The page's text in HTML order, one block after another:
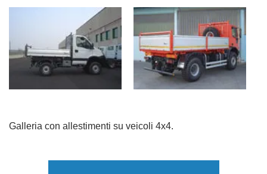
Galleria con allestimenti su veicoli 4x4.